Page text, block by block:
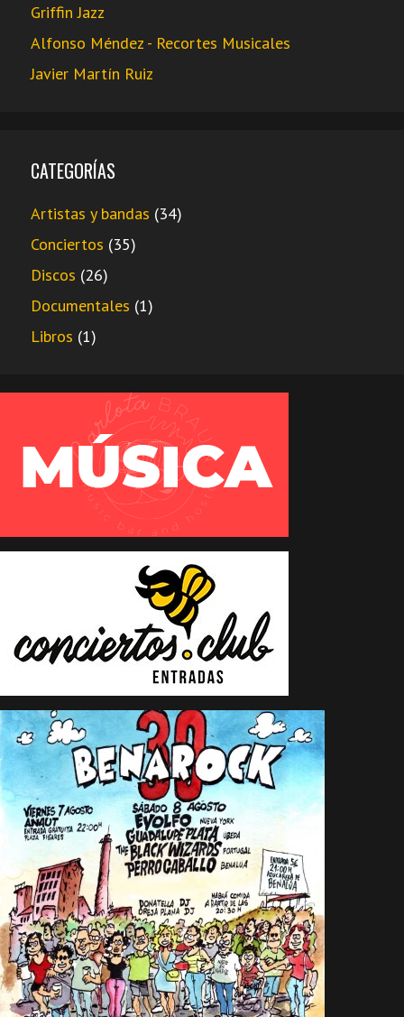
Griffin Jazz
Alfonso Méndez - Recortes Musicales
Javier Martín Ruiz
CATEGORÍAS
Artistas y bandas (34)
Conciertos (35)
Discos (26)
Documentales (1)
Libros (1)